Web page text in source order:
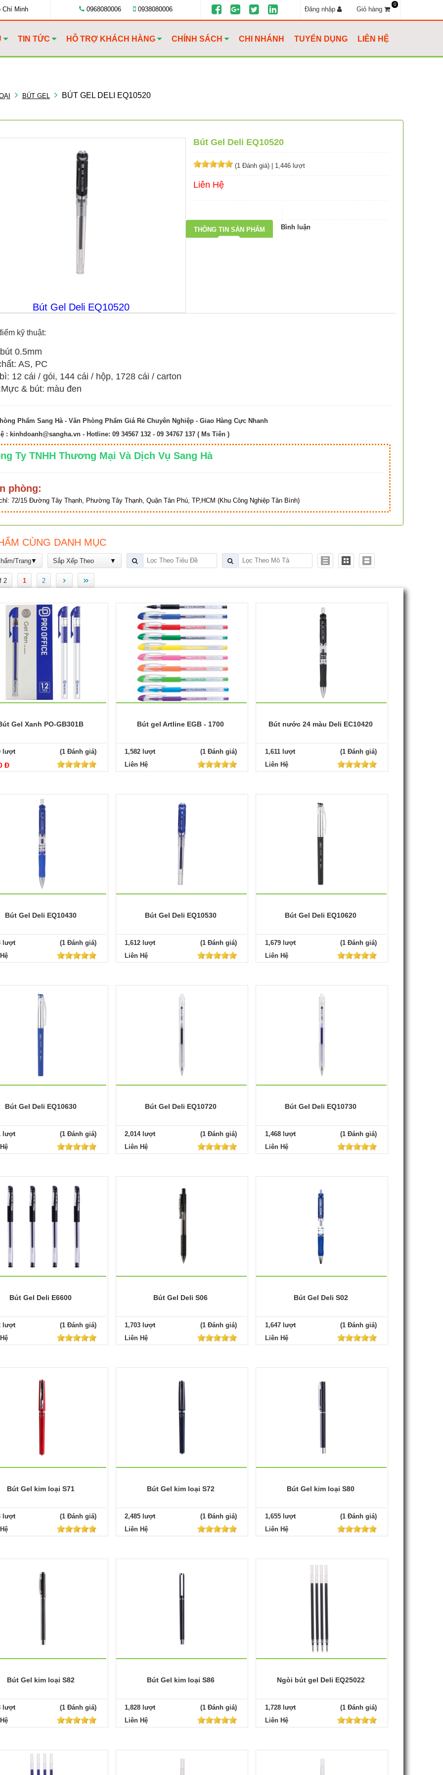
Chí Minh 0968080006 0938080006 Đăng nhập Giỏ hàng
0
TIN TỨC HỖ TRỢ KHÁCH HÀNG CHÍNH SÁCH CHI NHÁNH TUYỂN DỤNG LIÊN HỆ
BÚT GEL BÚT GEL DELI EQ10520
Bút Gel Deli EQ10520
Bút Gel Deli EQ10520
(1 Đánh giá) | 1,446 lượt
Liên Hệ
THÔNG TIN SẢN PHẨM Bình luận
kỹ thuật:
0.5mm
AS, PC
12 cái / gói, 144 cái / hộp, 1728 cái / carton
& bút: màu đen
Phẩm Sang Hà - Văn Phòng Phẩm Giá Rẻ Chuyên Nghiệp - Giao Hàng Cực Nhanh
: kinhdoanh@sangha.vn- Hotline: 09 34567 132 - 09 34767 137 ( Ms Tiên )
Ty TNHH Thương Mại Và Dịch Vụ Sang Hà
phòng:
72/15 Đường Tây Thạnh, Phường Tây Thạnh, Quận Tân Phú, TP,HCM (Khu Công Nghiệp Tân Bình)
CÙNG DANH MỤC
Trang Sắp Xếp Theo
2 1 2 › »
Gel Xanh PO-GB301B
lượt (1 Đánh giá)
Đ
Bút gel Artline EGB - 1700
1,582 lượt
(1 Đánh giá)
Liên Hệ
Bút nước 24 màu Deli EC10420
1,611 lượt
(1 Đánh giá)
Liên Hệ
Bút Gel Deli EQ10430
lượt
(1 Đánh giá)
Bút Gel Deli EQ10530
1,612 lượt
(1 Đánh giá)
Liên Hệ
Bút Gel Deli EQ10620
1,679 lượt
(1 Đánh giá)
Liên Hệ
Bút Gel Deli EQ10630
lượt
(1 Đánh giá)
Bút Gel Deli EQ10720
2,014 lượt
(1 Đánh giá)
Liên Hệ
Bút Gel Deli EQ10730
1,468 lượt
(1 Đánh giá)
Liên Hệ
Bút Gel Deli E6600
lượt
(1 Đánh giá)
Bút Gel Deli S06
1,703 lượt
(1 Đánh giá)
Liên Hệ
Bút Gel Deli S02
1,647 lượt
(1 Đánh giá)
Liên Hệ
Bút Gel kim loại S71
lượt
(1 Đánh giá)
Bút Gel kim loại S72
2,485 lượt
(1 Đánh giá)
Liên Hệ
Bút Gel kim loại S80
1,655 lượt
(1 Đánh giá)
Liên Hệ
Bút Gel kim loại S82
lượt
(1 Đánh giá)
Bút Gel kim loại S86
1,828 lượt
(1 Đánh giá)
Liên Hệ
Ngòi bút gel Deli EQ25022
1,728 lượt
(1 Đánh giá)
Liên Hệ